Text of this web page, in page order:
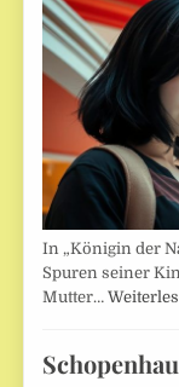
In „Königin der
Spuren seiner
Mutter…